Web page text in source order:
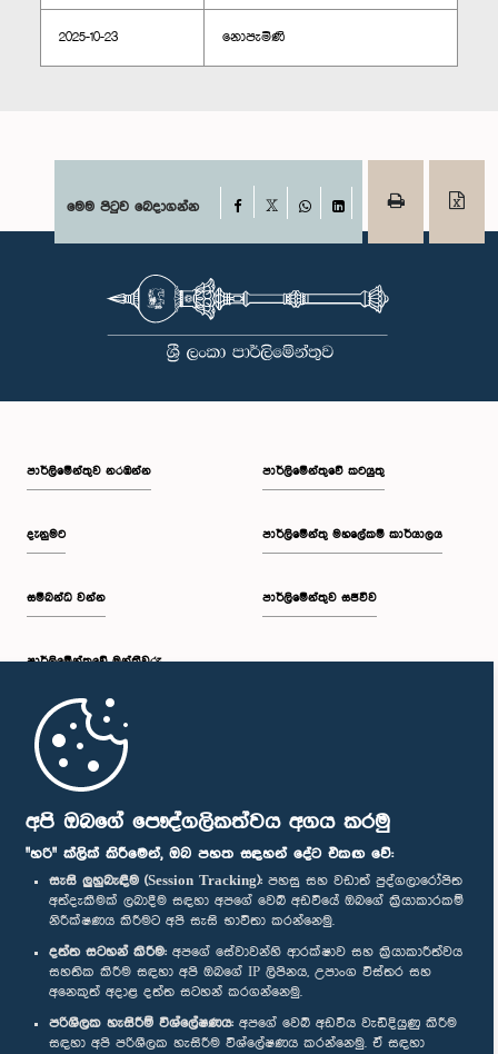
අපි ඔබගේ පෞද්ගලිකත්වය අගය කරමු
"හරි" ක්ලික් කිරීමෙන්, ඔබ පහත සඳහන් දේට එකඟ වේ:
සැසි ලුහුබැඳීම (Session Tracking): පහසු සහ වඩාත් පුද්ගලාරෝපිත
අත්දැකීමක් ලබාදීම සඳහා අපගේ වෙබ් අඩවියේ ඔබගේ ක්‍රියාකාරකම්
නිරීක්ෂණය කිරීමට අපි සැසි භාවිතා කරන්නෙමු.
දත්ත සටහන් කිරීම: අපගේ සේවාවන්හි ආරක්ෂාව සහ ක්‍රියාකාරීත්වය
සහතික කිරීම සඳහා අපි ඔබගේ IP ලිපිනය, උපාංග විස්තර සහ
අනෙකුත් අදාළ දත්ත සටහන් කරගන්නෙමු.
පරිශීලක හැසිරීම් විශ්ලේෂණය: අපගේ වෙබ් අඩවිය වැඩිදියුණු කිරීම
සඳහා අපි පරිශීලක හැසිරීම විශ්ලේෂණය කරන්නෙමු. ඒ සඳහා
2025-10-23 නොපැමිණි
මෙම පිටුව බෙදාගන්න Facebook
WhatsAppLinkedIn
පාර්ලි‌මේන්තුව නරඹන්න
දැනුමට
සම්බන්ධ වන්න
පාර්ලි‌මේන්තුවේ මන්ත්‍රීවරු
මුල් පිටුව
පාර්ලිමේන්තුවේ කටයුතු
පාර්ලිමේන්තු මහලේකම් කාර්යාලය
පාර්ලිමේන්තුව සජීවීව
පාර්ලිමේන්තු ජංගම යෙදුම
අප හා සම්බන්ධ වී සිටින්න :
සම්මාන